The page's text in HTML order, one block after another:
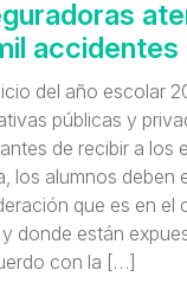
del año escolar
públicas y
de recibir a los
los alumnos deben
que es en el
donde están
con la […]